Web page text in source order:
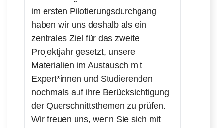
im ersten Pilotierungsdurchgang
haben wir uns deshalb als ein
zentrales Ziel für das zweite
Projektjahr gesetzt, unsere
Materialien im Austausch mit
Expert*innen und Studierenden
nochmals auf ihre Berücksichtigung
der Querschnittsthemen zu prüfen.
Wir freuen uns, wenn Sie sich mit